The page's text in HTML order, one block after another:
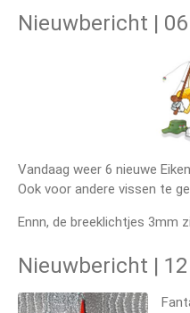
Nieuwbericht |
Vandaag weer 6 nieuwe
Ook voor andere vissen te
Ennn, de breeklichtjes 3mm
Nieuwbericht |